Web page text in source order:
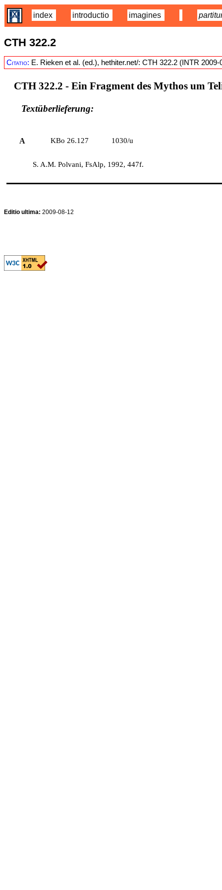
index introductio imagines
CTH 322.2
Citatio: E. Rieken et al. (ed.), hethiter.net/: CTH 322.2 (INTR 2009-
CTH 322.2 - Ein Fragment des Mythos um
Textüberlieferung:
A KBo 26.127 1030/u
S. A.M. Polvani, FsAlp, 1992, 447f.
Editio ultima: 2009-08-12